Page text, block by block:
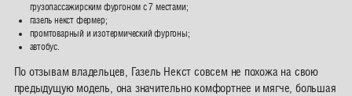
грузопассажирским фургоном с 7 местами;
газель некст фермер;
промтоварный и изотермический фургоны;
автобус.
По отзывам владельцев, Газель Некст совсем не похожа на свою
предыдущую модель, она значительно комфортнее и мягче, большая